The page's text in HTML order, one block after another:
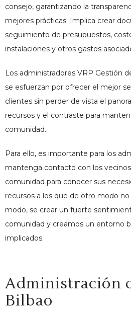
consejo, garantizando la
mejores prácticas. Implica crear
seguimiento de presupuestos,
instalaciones y otros gastos
Los administradores VRP Gestión
se esfuerzan por ofrecer el mejor
clientes sin perder de vista el
recursos y el contraste para
comunidad.
Para ello, es importante para los
mantenga contacto con los
comunidad para conocer sus
recursos a los que de otro modo
modo, se crear un fuerte
comunidad y creamos un entorno
implicados.
Administración
Bilbao